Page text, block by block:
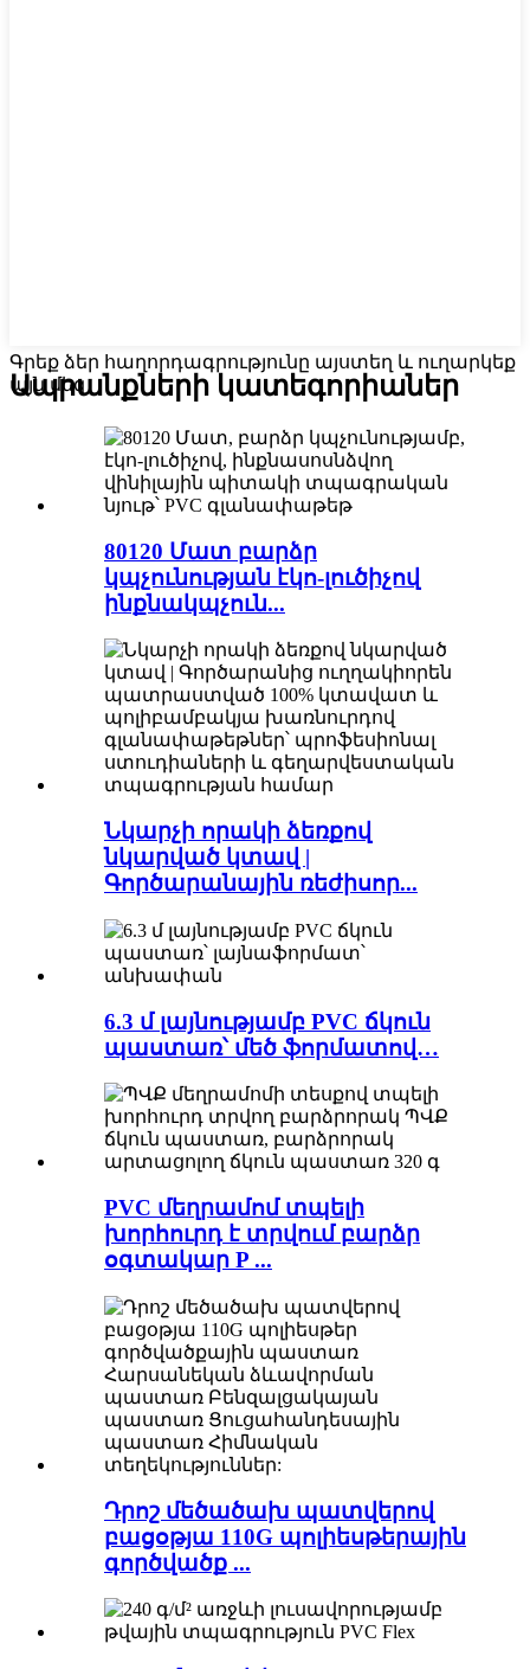
Գրեք ձեր հաղորդագրությունը այստեղ և ուղարկեք
այն մեզ
Ապրանքների կատեգորիաներ
80120 Մատ բարձր
կպչունության էկո-լուծիչով
ինքնակպչուն...
Նկարչի որակի ձեռքով
նկարված կտավ |
Գործարանային ռեժիսոր...
6.3 մ լայնությամբ PVC ճկուն
պաստառ՝ մեծ ֆորմատով…
PVC մեղրամոմ տպելի
խորհուրդ է տրվում բարձր
օգտակար P ...
Դրոշ մեծածախ պատվերով
բացօթյա 110G պոլիեսթերային
գործվածք ...